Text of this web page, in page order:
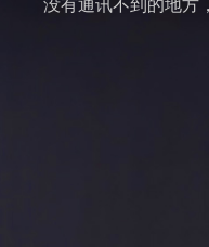
没有通讯不到的地方